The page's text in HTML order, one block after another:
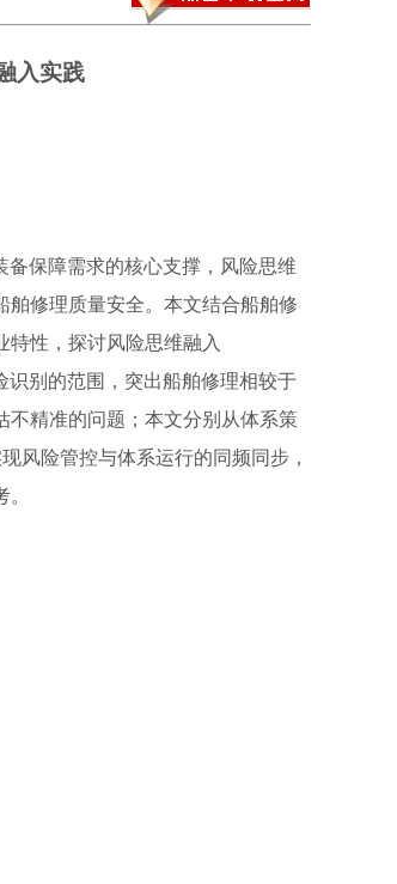
入实践
保障需求的核心支撑，风险思维
修理质量安全。本文结合船舶修
特性，探讨风险思维融入
别的范围，突出船舶修理相较于
不精准的问题；本文分别从体系策
风险管控与体系运行的同频同步，